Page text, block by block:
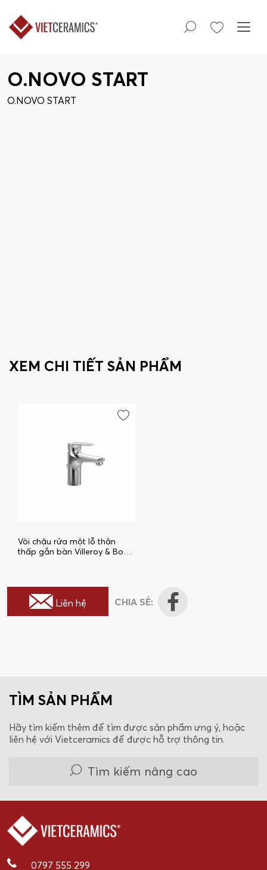
O.NOVO START
O.NOVO START
XEM CHI TIẾT SẢN PHẨM
Vòi chậu rửa một lỗ thân
thấp gắn bàn Villeroy & Boch
Liên hệ CHIA SẺ:
TÌM SẢN PHẨM
Hãy tìm kiếm thêm để tìm được sản phẩm ưng ý, hoặc
liên hệ với Vietceramics để được hỗ trợ thông tin.
Tìm kiếm nâng cao
0797 555 299